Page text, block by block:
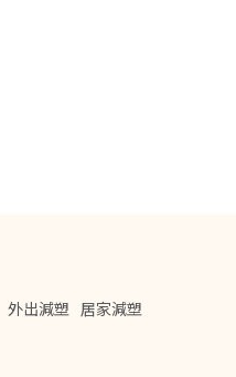
外出減塑 居家減塑